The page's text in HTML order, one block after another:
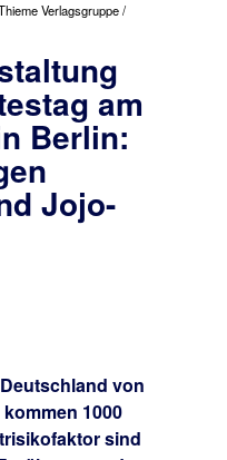
Verlagsgruppe /
am
Berlin:
Jojo-
von
1000
sind